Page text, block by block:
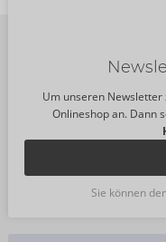
Um unseren
Onlineshop an. Dann
Sie können